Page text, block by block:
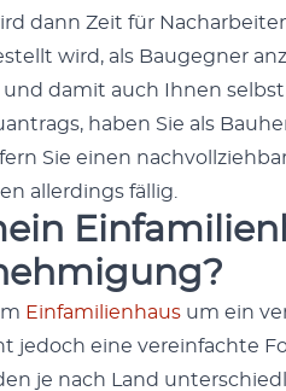
dann Zeit für
wird, als Baugeg­n­er
damit auch Ihnen
haben Sie als
Sie einen
allerd­ings fäl­lig.
Ein­fam­i­lien­haus um ein
jedoch eine vere­in­fachte
je nach Land